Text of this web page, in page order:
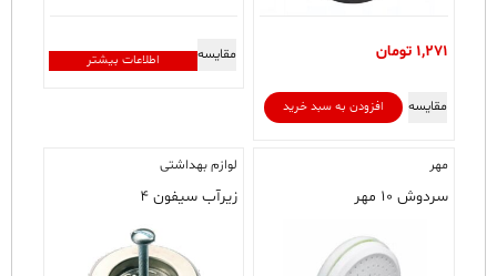
1,271 تومان
افزودن به سبد خرید مقایسه
اطلاعات بیشتر مقایسه
مهر
سردوش ۱۰ مهر
لوازم بهداشتی
زیرآب سیفون ۴